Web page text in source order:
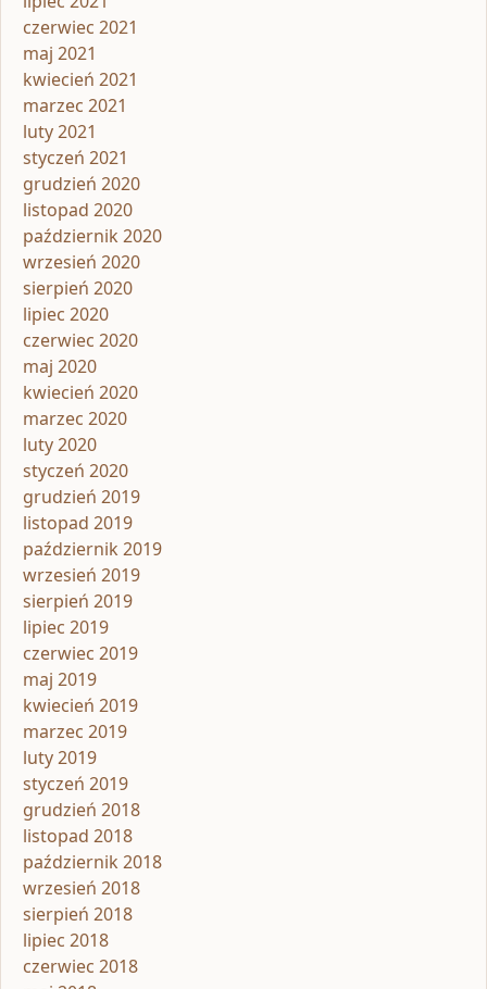
czerwiec 2021
maj 2021
kwiecień 2021
marzec 2021
luty 2021
styczeń 2021
grudzień 2020
listopad 2020
październik 2020
wrzesień 2020
sierpień 2020
lipiec 2020
czerwiec 2020
maj 2020
kwiecień 2020
marzec 2020
luty 2020
styczeń 2020
grudzień 2019
listopad 2019
październik 2019
wrzesień 2019
sierpień 2019
lipiec 2019
czerwiec 2019
maj 2019
kwiecień 2019
marzec 2019
luty 2019
styczeń 2019
grudzień 2018
listopad 2018
październik 2018
wrzesień 2018
sierpień 2018
lipiec 2018
czerwiec 2018